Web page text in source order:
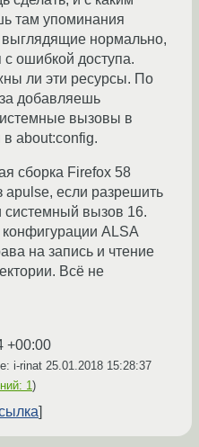
там упоминания
выглядящие нормально,
ошибкой доступа.
ли эти ресурсы. По
добавляешь
вызовы в
в about:config.
сборка Firefox 58
apulse, если разрешить
системный вызов 16.
ALSA
на запись и чтение
Всё не
+00:00
i-rinat 25.01.2018 15:28:37
1)